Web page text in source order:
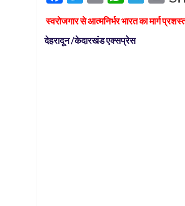
स्वरोजगार से आत्मनिर्भर भारत का मार्ग
देहरादून /केदारखंड एक्सप्रेस